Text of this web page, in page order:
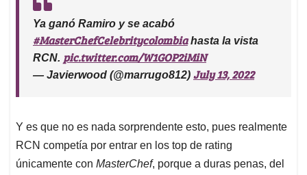
Ya ganó Ramiro y se acabó
#MasterChefCelebritycolombiahasta la vista
RCN. pic.twitter.com/W1GOP2iMiN
— Javierwood (@marrugo812) July 13, 2022
Y es que no es nada sorprendente esto, pues realmente
RCN competía por entrar en los top de rating
únicamente con MasterChef, porque a duras penas, del